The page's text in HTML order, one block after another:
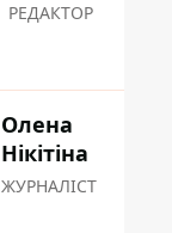
РЕДАКТОР
Олена
Нікітіна
ЖУРНАЛІСТ